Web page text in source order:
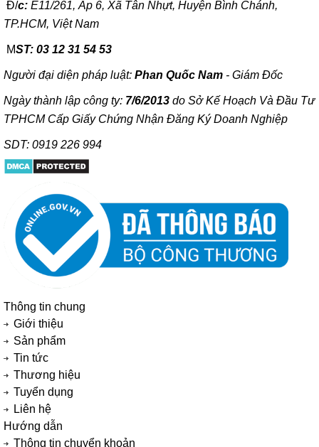
Đ/c: E11/261, Ấp 6, Xã Tân Nhựt, Huyện Bình Chánh,
TP.HCM, Việt Nam
MST: 03 12 31 54 53
Người đại diện pháp luật: Phan Quốc Nam - Giám Đốc
Ngày thành lập công ty: 7/6/2013 do Sở Kế Hoạch Và Đầu Tư
TPHCM Cấp Giấy Chứng Nhận Đăng Ký Doanh Nghiệp
SDT: 0919 226 994
Thông tin chung
Giới thiệu
Sản phẩm
Tin tức
Thương hiệu
Tuyển dụng
Liên hệ
Hướng dẫn
Thông tin chuyển khoản